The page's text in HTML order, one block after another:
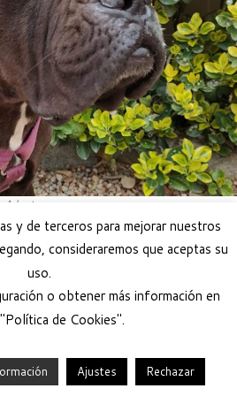
Adoptar perro
con · Diseñado con el Tema Customizr
y de terceros para mejorar nuestros
consideraremos que aceptas su
uso.
o obtener más información en
de Cookies".
Ajustes Rechazar